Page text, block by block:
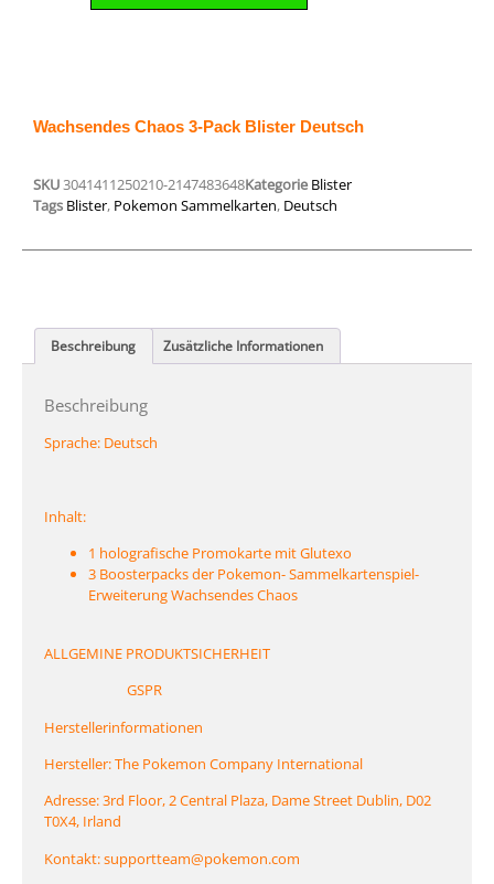
Wachsendes Chaos 3-Pack Blister Deutsch
SKU3041411250210-2147483648Kategorie Blister
Tags Blister, Pokemon Sammelkarten, Deutsch
Beschreibung Zusätzliche Informationen
Beschreibung
Sprache: Deutsch
Inhalt:
1 holografische Promokarte mit Glutexo
3 Boosterpacks der Pokemon- Sammelkartenspiel-
Erweiterung Wachsendes Chaos
ALLGEMINE PRODUKTSICHERHEIT
GSPR
Herstellerinformationen
Hersteller: The Pokemon Company International
Adresse: 3rd Floor, 2 Central Plaza, Dame Street Dublin, D02
T0X4, Irland
Kontakt: supportteam@pokemon.com